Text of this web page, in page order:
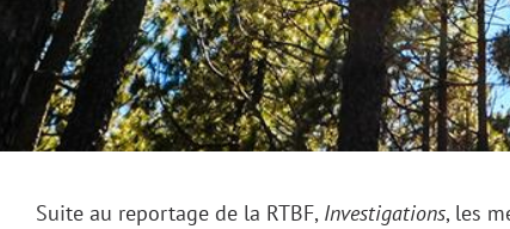
Suite au reportage de la RTBF, Investigations, les